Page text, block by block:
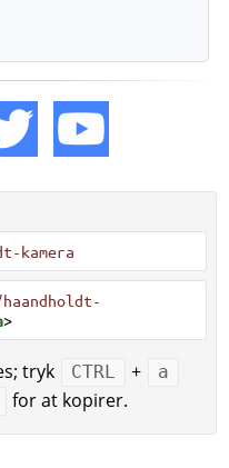
kamera
>
tryk CTRL + a
for at kopirer.